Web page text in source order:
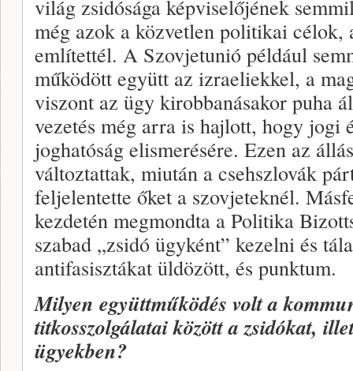
világ zsidósága képviselőjének
még azok a közvetlen politikai célok,
említettél. A Szovjetunió például
működött együtt az izraeliekkel, a
viszont az ügy kirobbanásakor puha
vezetés még arra is hajlott, hogy jogi
joghatóság elismerésére. Ezen az
változtattak, miután a csehszlovák
feljelentette őket a szovjeteknél.
kezdetén megmondta a Politika
szabad „zsidó ügyként” kezelni és
antifasisztákat üldözött, és punktum.
Milyen együttműködés volt a
titkosszolgálatai között a zsidókat,
ügyekben?